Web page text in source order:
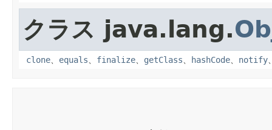
クラス java.lang.
clone、 equals、 finalize、 getClass、 hashCode、 notify